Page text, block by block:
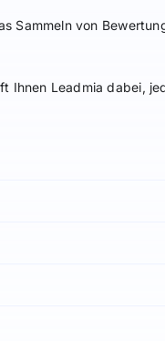
Sammeln von
Ihnen Leadmia dabei,